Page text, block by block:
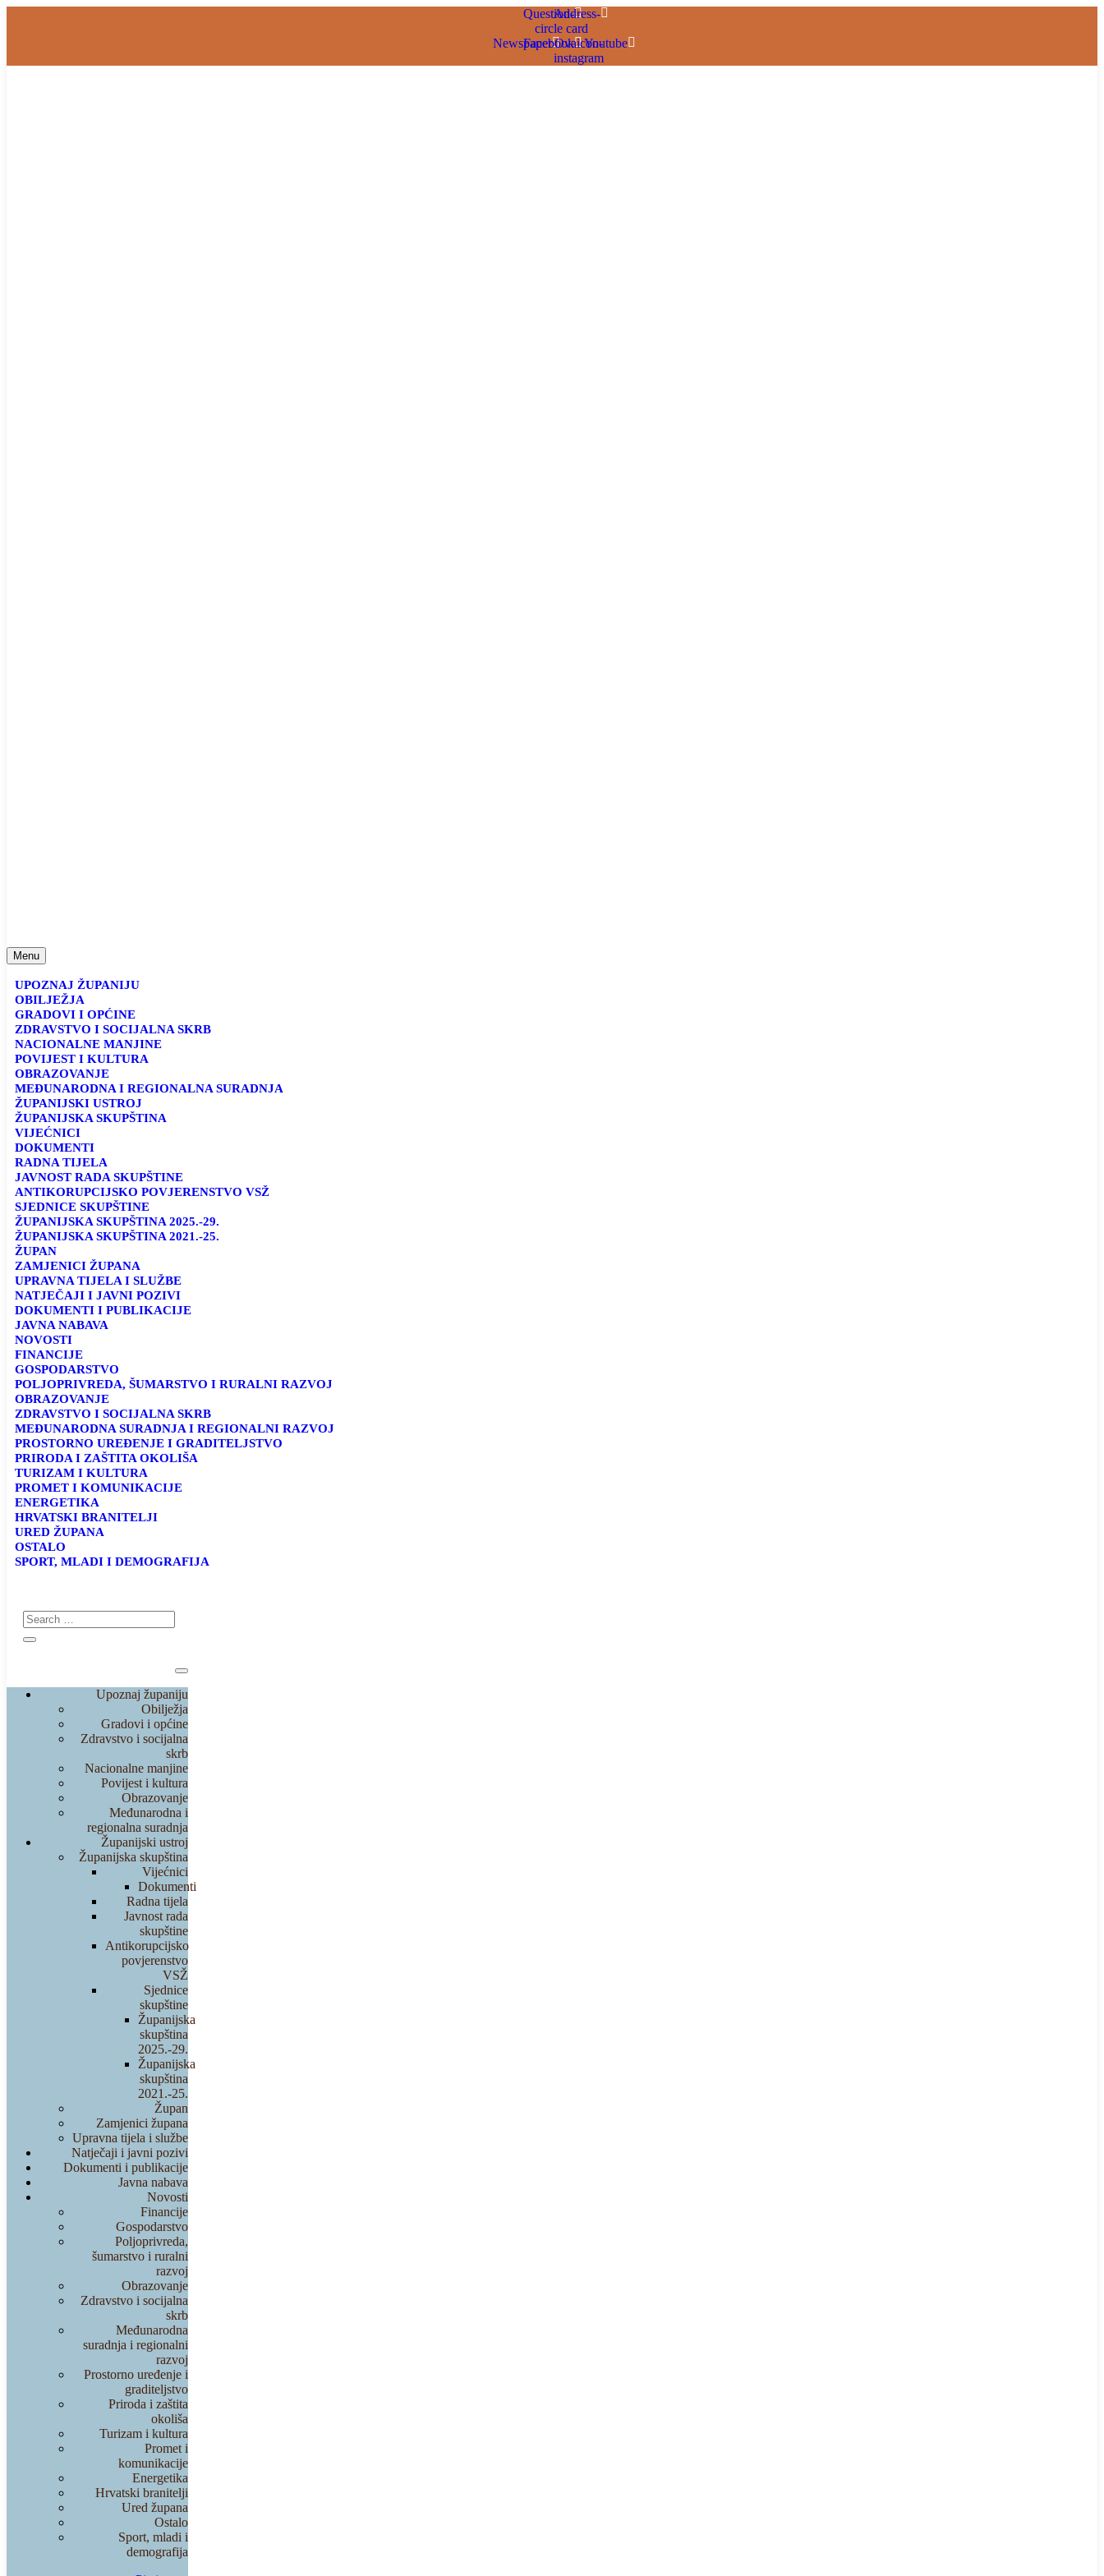
Question-
circle
Address-
card
Newspaper
FacebookOvaicon-
instagram
Youtube
Menu
UPOZNAJ ŽUPANIJU
OBILJEŽJA
GRADOVI I OPĆINE
ZDRAVSTVO I SOCIJALNA SKRB
NACIONALNE MANJINE
POVIJEST I KULTURA
OBRAZOVANJE
MEĐUNARODNA I REGIONALNA SURADNJA
ŽUPANIJSKI USTROJ
ŽUPANIJSKA SKUPŠTINA
VIJEĆNICI
DOKUMENTI
RADNA TIJELA
JAVNOST RADA SKUPŠTINE
ANTIKORUPCIJSKO POVJERENSTVO VSŽ
SJEDNICE SKUPŠTINE
ŽUPANIJSKA SKUPŠTINA 2025.-29.
ŽUPANIJSKA SKUPŠTINA 2021.-25.
ŽUPAN
ZAMJENICI ŽUPANA
UPRAVNA TIJELA I SLUŽBE
NATJEČAJI I JAVNI POZIVI
DOKUMENTI I PUBLIKACIJE
JAVNA NABAVA
NOVOSTI
FINANCIJE
GOSPODARSTVO
POLJOPRIVREDA, ŠUMARSTVO I RURALNI RAZVOJ
OBRAZOVANJE
ZDRAVSTVO I SOCIJALNA SKRB
MEĐUNARODNA SURADNJA I REGIONALNI RAZVOJ
PROSTORNO UREĐENJE I GRADITELJSTVO
PRIRODA I ZAŠTITA OKOLIŠA
TURIZAM I KULTURA
PROMET I KOMUNIKACIJE
ENERGETIKA
HRVATSKI BRANITELJI
URED ŽUPANA
OSTALO
SPORT, MLADI I DEMOGRAFIJA
Upoznaj županiju
Obilježja
Gradovi i općine
Zdravstvo i socijalna
skrb
Nacionalne manjine
Povijest i kultura
Obrazovanje
Međunarodna i
regionalna suradnja
Županijski ustroj
Županijska skupština
Vijećnici
Dokumenti
Radna tijela
Javnost rada
skupštine
Antikorupcijsko
povjerenstvo
VSŽ
Sjednice
skupštine
Županijska
skupština
2025.-29.
Županijska
skupština
2021.-25.
Župan
Zamjenici župana
Upravna tijela i službe
Natječaji i javni pozivi
Dokumenti i publikacije
Javna nabava
Novosti
Financije
Gospodarstvo
Poljoprivreda,
šumarstvo i ruralni
razvoj
Obrazovanje
Zdravstvo i socijalna
skrb
Međunarodna
suradnja i regionalni
razvoj
Prostorno uređenje i
graditeljstvo
Priroda i zaštita
okoliša
Turizam i kultura
Promet i
komunikacije
Energetika
Hrvatski branitelji
Ured župana
Ostalo
Sport, mladi i
demografija